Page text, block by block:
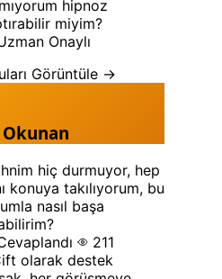
hipnoz
miyim?
Onaylı
Görüntüle →
Okunan
hiç durmuyor, hep
konuya takılıyorum, bu
nasıl başa
211
olarak destek